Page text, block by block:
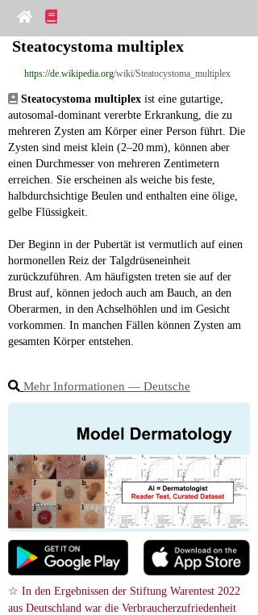
Steatocystoma multiplex
https://de.wikipedia.org/wiki/Steatocystoma_multiplex
Steatocystoma multiplex ist eine gutartige,
autosomal-dominant vererbte Erkrankung, die zu
mehreren Zysten am Körper einer Person führt. Die
Zysten sind meist klein (2–20 mm), können aber
einen Durchmesser von mehreren Zentimetern
erreichen. Sie erscheinen als weiche bis feste,
halbdurchsichtige Beulen und enthalten eine ölige,
gelbe Flüssigkeit.
Der Beginn in der Pubertät ist vermutlich auf einen
hormonellen Reiz der Talgdrüseneinheit
zurückzuführen. Am häufigsten treten sie auf der
Brust auf, können jedoch auch am Bauch, an den
Oberarmen, in den Achselhöhlen und im Gesicht
vorkommen. In manchen Fällen können Zysten am
gesamten Körper entstehen.
Mehr Informationen ― Deutsche
☆ In den Ergebnissen der Stiftung Warentest 2022
aus Deutschland war die Verbraucherzufriedenheit